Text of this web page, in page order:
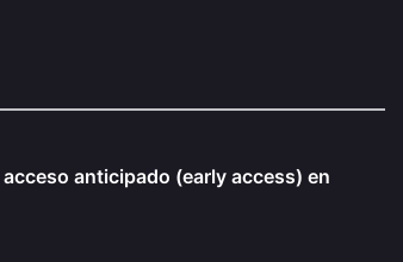
anticipado (early access) en